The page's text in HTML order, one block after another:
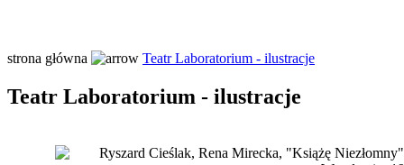
strona główna Teatr Laboratorium - ilustracje
Teatr Laboratorium - ilustracje